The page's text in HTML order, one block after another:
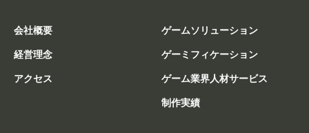
会社概要
経営理念
アクセス
ゲームソリューション
ゲーミフィケーション
ゲーム業界人材サービス
制作実績